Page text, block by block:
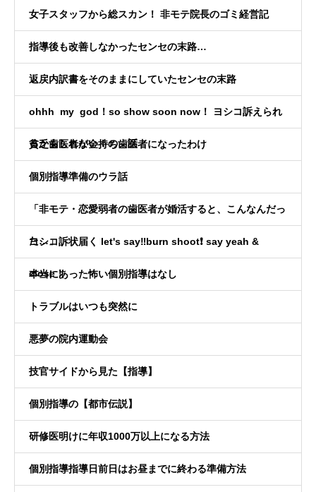
女子スタッフから総スカン！ 非モテ院長のゴミ経営記
指導後も改善しなかったセンセの末路…
返戻内訳書をそのままにしていたセンセの末路
ohhh my god！so show soon now！ ヨシコ訴えられ
るかもしれない！の、話
貧乏歯医者が金持ち歯医者になったわけ
個別指導準備のウラ話
「非モテ・恋愛弱者の歯医者が婚活すると、こんなんだっ
た…」
ヨシコ訴状届く let's say‼️burn shoot❗️ say yeah &
close！
本当にあった怖い個別指導はなし
トラブルはいつも突然に
悪夢の院内運動会
技官サイドから見た【指導】
個別指導の【都市伝説】
研修医明けに年収1000万以上になる方法
個別指導指導日前日はお昼までに終わる準備方法